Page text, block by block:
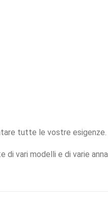
tutte le vostre esigenze.
vari modelli e di varie